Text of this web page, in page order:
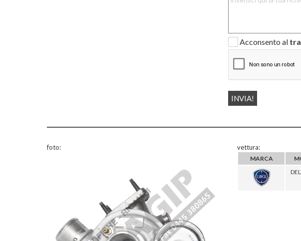
Acconsento al
foto: vettura:
MARCA